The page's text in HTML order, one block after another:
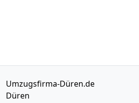
Umzugsfirma-Düren.de
Düren